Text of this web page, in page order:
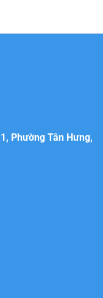
Phường Tân Hưng,